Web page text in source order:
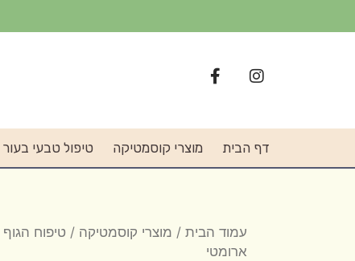
דף הבית מוצרי קוסמטיקה טיפול טבעי בעור
עמוד הבית / מוצרי קוסמטיקה /טיפוח הגוף
ארומטי